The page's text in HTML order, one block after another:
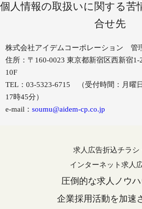
個人情報の取扱いに関する苦
合せ先
株式会社アイデムコーポレーション 管
住所：〒160-0023 東京都新宿区西新宿
10F
TEL：03-5323-6715 （受付時間：月曜
17時45分）
e-mail：soumu@aidem-cp.co.jp
求人広告折込チラシ
インターネット求人
圧倒的な求人ノウ
企業採用活動を加速